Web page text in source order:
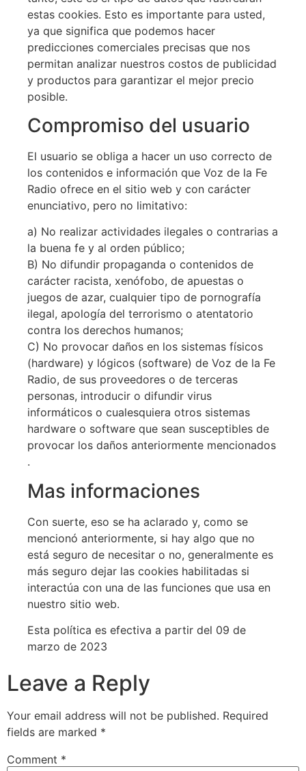
estas cookies. Esto es importante para usted,
ya que significa que podemos hacer
predicciones comerciales precisas que nos
permitan analizar nuestros costos de publicidad
y productos para garantizar el mejor precio
posible.
Compromiso del usuario
El usuario se obliga a hacer un uso correcto de
los contenidos e información que Voz de la Fe
Radio ofrece en el sitio web y con carácter
enunciativo, pero no limitativo:
a) No realizar actividades ilegales o contrarias a
la buena fe y al orden público;
B) No difundir propaganda o contenidos de
carácter racista, xenófobo, de apuestas o
juegos de azar, cualquier tipo de pornografía
ilegal, apología del terrorismo o atentatorio
contra los derechos humanos;
C) No provocar daños en los sistemas físicos
(hardware) y lógicos (software) de Voz de la Fe
Radio, de sus proveedores o de terceras
personas, introducir o difundir virus
informáticos o cualesquiera otros sistemas
hardware o software que sean susceptibles de
provocar los daños anteriormente mencionados
.
Mas informaciones
Con suerte, eso se ha aclarado y, como se
mencionó anteriormente, si hay algo que no
está seguro de necesitar o no, generalmente es
más seguro dejar las cookies habilitadas si
interactúa con una de las funciones que usa en
nuestro sitio web.
Esta política es efectiva a partir del 09 de
marzo de 2023
Leave a Reply
Your email address will not be published. Required
fields are marked *
Comment *